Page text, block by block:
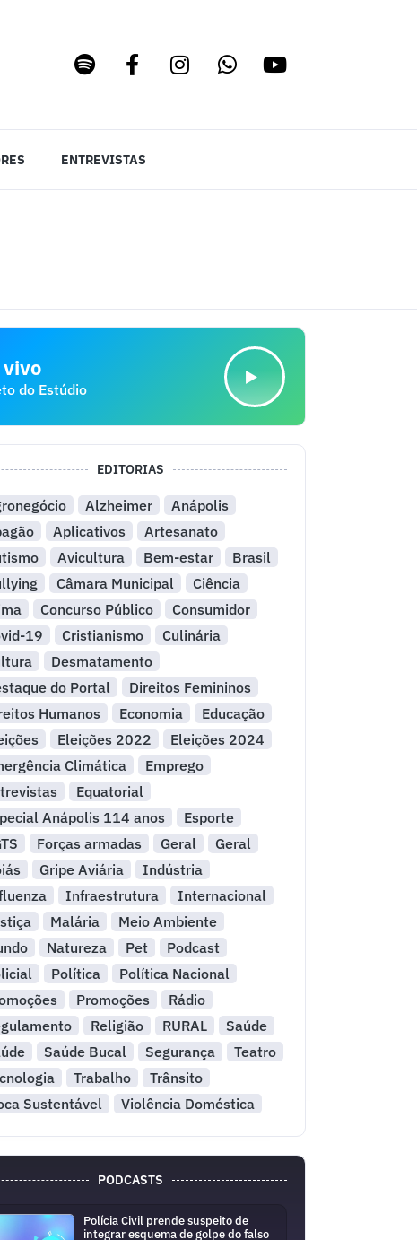
ENTREVISTAS
vivo
do Estúdio
EDITORIAS
Alzheimer
Anápolis
Aplicativos
Artesanato
Avicultura Bem-estar
Brasil
Câmara Municipal
Ciência
Concurso Público
Consumidor
19
Cristianismo
Culinária
Desmatamento
do Portal
Direitos Femininos
Humanos
Economia
Educação
Eleições 2022
Eleições 2024
Climática
Emprego
Equatorial
Anápolis 114 anos
Esporte
Forças armadas Geral
Geral
Gripe Aviária
Indústria
Infraestrutura
Internacional
Malária
Meio Ambiente
Natureza Pet
Podcast
Política
Política Nacional
Promoções
Rádio
Religião RURAL
Saúde
Saúde Bucal Segurança
Teatro
Trabalho
Trânsito
Sustentável
Violência Doméstica
PODCASTS
Polícia Civil prende suspeito de
integrar esquema de golpe do falso